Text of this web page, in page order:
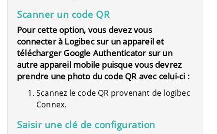
Scanner un code QR
Pour cette option, vous devez vous
connecter à Logibec sur un appareil et
télécharger Google Authenticator sur un
autre appareil mobile puisque vous devrez
prendre une photo du code QR avec celui-ci :
Scannez le code QR provenant de logibec
Connex.
Saisir une clé de configuration